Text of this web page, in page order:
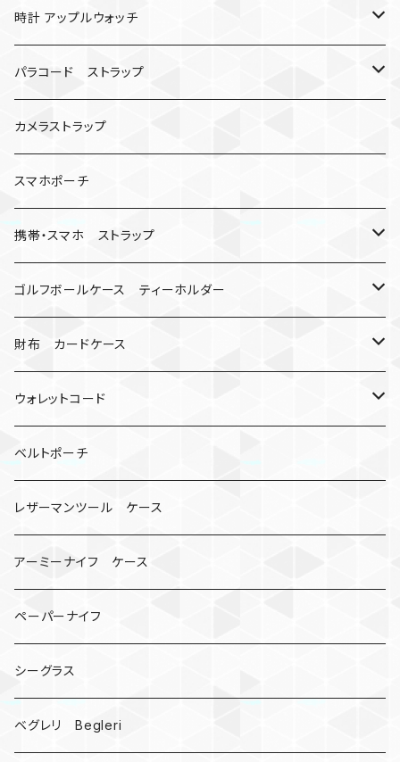
バックル無し
シャックル
数珠
コンパス
ベルトループ
クボタン
キーケース
人形
忍者
ミイラ
キャンプ道具
ナット
レザーマン
マルチツール
オニヤンマ
ビーズ
手裏剣
クロス十字架
ドリームキャッチャー
楽天ミニ ケース
iPhone
時計 アップルウォッチ
カナビラウォッチ
腕時計
アップルウォッチ
バックル
マッドマックス
パラコード ストラップ
サバイバルツール
カメラストラップ
スマホポーチ
携帯・スマホ ストラップ
ネックストラップ・ショルダーストラップ
ハンドストラップ
リングストラップ
ゴルフボールケース ティーホルダー
ゴルフマーカー
ゴルフボールケース
ティーホルダー
財布 カードケース
コインケース
チューブ
コインケース
紙
カードケース
ウォレットコード
2カラー
ベルトポーチ
レザーマンツール ケース
アーミーナイフ ケース
ペーパーナイフ
シーグラス
ベグレリ Begleri